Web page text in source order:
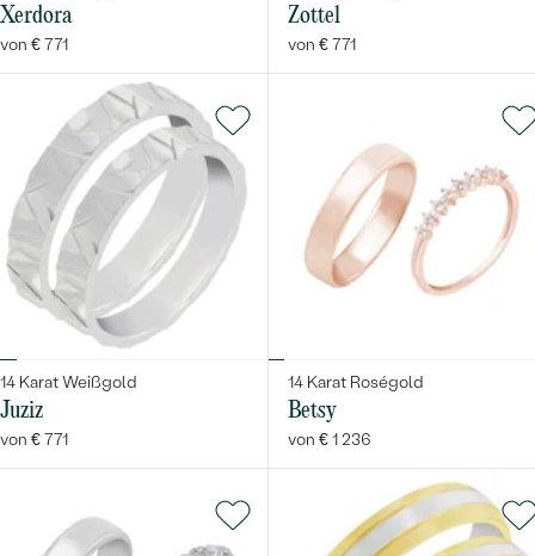
Xerdora
von € 771
Zottel
von € 771
14 Karat Weißgold
Juziz
von € 771
14 Karat Roségold
Betsy
von € 1 236